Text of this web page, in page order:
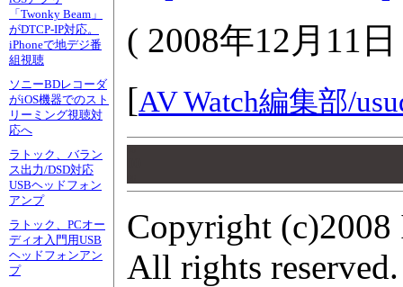
「Twonky Beam」
がDTCP-IP対応。
iPhoneで地デジ番
組視聴
ソニーBDレコーダ
がiOS機器でのスト
リーミング視聴対
応へ
ラトック、バラン
ス出力/DSD対応
USBヘッドフォン
アンプ
ラトック、PCオー
ディオ入門用USB
ヘッドフォンアン
プ
( 2008年12月11
[AV Watch編集部/
Copyright (c)2008
All rights reserved.